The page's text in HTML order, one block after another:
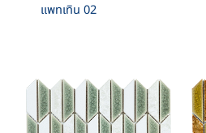
แพทเทิน 02